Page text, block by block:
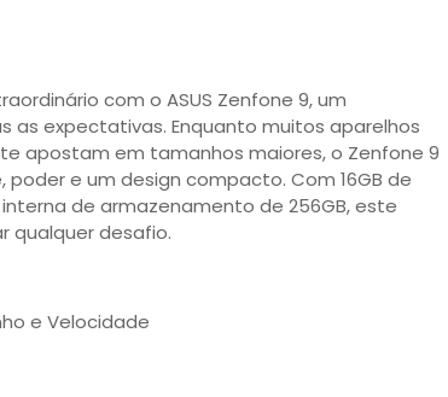
com o ASUS Zenfone 9, um
as expectativas. Enquanto muitos aparelhos
apostam em tamanhos maiores, o Zenfone 9
e um design compacto. Com 16GB de
de armazenamento de 256GB, este
qualquer desafio.
e Velocidade